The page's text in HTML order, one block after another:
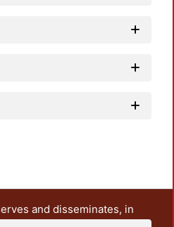
and disseminates, in